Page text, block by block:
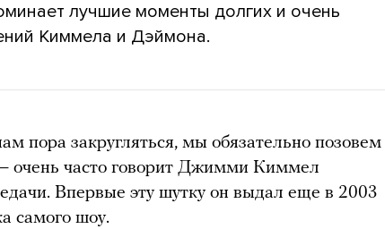
лучшие моменты долгих и очень
Киммела и Дэймона.
пора закругляться, мы обязательно позовем
очень часто говорит Джимми Киммел
Впервые эту шутку он выдал еще в 2003
самого шоу.